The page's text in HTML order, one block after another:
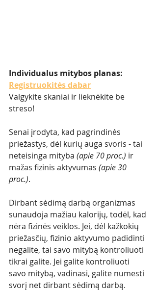
Individualus mitybos planas:
Registruokitės dabar
Valgykite skaniai ir lieknėkite be
streso!
Senai įrodyta, kad pagrindinės
priežastys, dėl kurių auga svoris - tai
neteisinga mityba (apie 70 proc.) ir
mažas fizinis aktyvumas (apie 30
proc.).
Dirbant sėdimą darbą organizmas
sunaudoja mažiau kalorijų, todėl, kad
nėra fizinės veiklos. Jei, dėl kažkokių
priežasčių, fizinio aktyvumo padidinti
negalite, tai savo mitybą kontroliuoti
tikrai galite. Jei galite kontroliuoti
savo mitybą, vadinasi, galite numesti
svorį net dirbant sėdimą darbą.